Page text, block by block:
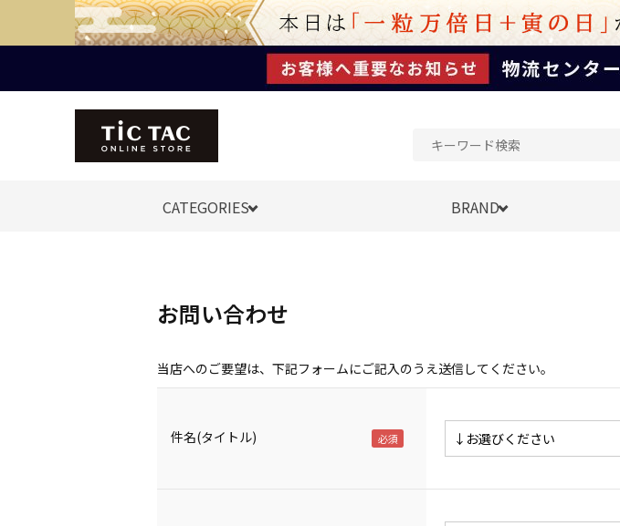
CATEGORIES BRAND
お問い合わせ
当店へのご要望は、下記フォームにご記入のうえ送信してください。
件名(タイトル)